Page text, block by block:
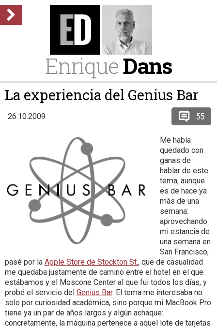
EnriqueDans
La experiencia del Genius Bar
26.10.2009 55
Me había
quedado con
ganas de
hablar de este
tema, aunque
es de hace ya
más de una
semana:
aprovechando
mi estancia de
una semana en
San Francisco,
pasé por la Apple Store de Stockton St., que de casualidad
me quedaba justamente de camino entre el hotel en el que
estábamos y el Moscone Center al que fui todos los días, y
probé el servicio del Genius Bar. El tema me interesaba no
solo por curiosidad académica, sino porque mi MacBook Pro
tiene ya un par de años largos y algún achaque:
concretamente, la máquina pertenece a aquel lote de tarjetas